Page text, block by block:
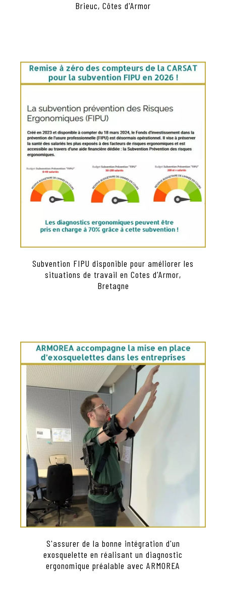
Brieuc, Côtes d'Armor
Subvention FIPU disponible pour améliorer les
situations de travail en Cotes d'Armor,
Bretagne
S'assurer de la bonne intégration d'un
exosquelette en réalisant un diagnostic
ergonomique préalable avec ARMOREA